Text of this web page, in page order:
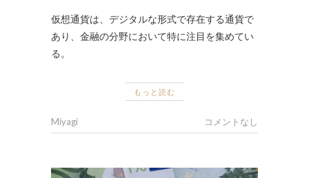
仮想通貨は、デジタルな形式で存在する通貨で
あり、金融の分野において特に注目を集めてい
る。
もっと読む
Miyagi コメントなし